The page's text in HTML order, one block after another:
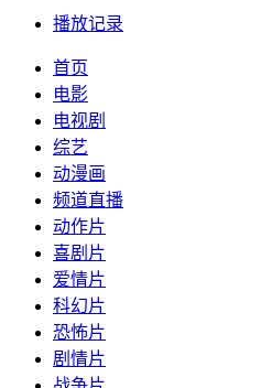
播放记录
首页
电影
电视剧
综艺
动漫画
频道直播
动作片
喜剧片
爱情片
科幻片
恐怖片
剧情片